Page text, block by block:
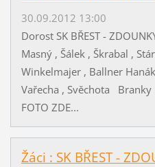
30.09.2012 13:00
Dorost SK BŘEST -
Masný , Šálek , Škrabal ,
Winkelmajer , Ballner
Vařecha , Svěchota
FOTO ZDE...
Žáci : SK BŘEST -